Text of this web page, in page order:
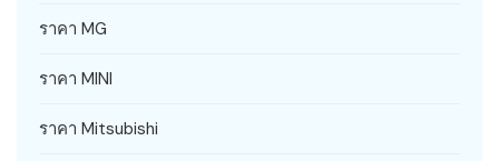
ราคา MG
ราคา MINI
ราคา Mitsubishi